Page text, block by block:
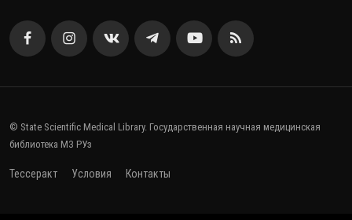
© State Scientific Medical Library. Государственная научная медицинская
библиотека МЗ РУз
Тессеракт Условия Контакты